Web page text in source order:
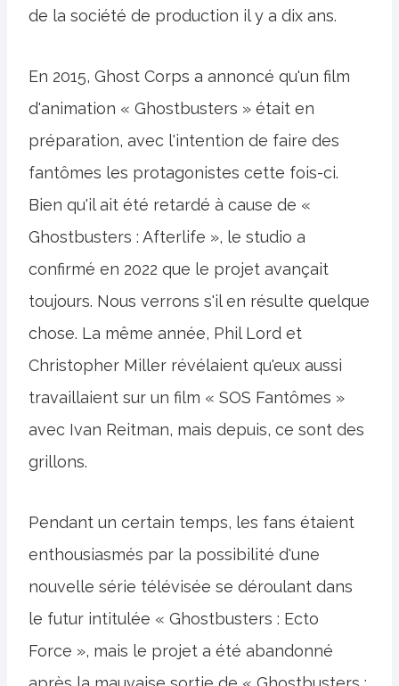
de la société de production il y a dix ans.
En 2015, Ghost Corps a annoncé qu'un film
d'animation « Ghostbusters » était en
préparation, avec l'intention de faire des
fantômes les protagonistes cette fois-ci.
Bien qu'il ait été retardé à cause de «
Ghostbusters : Afterlife », le studio a
confirmé en 2022 que le projet avançait
toujours. Nous verrons s'il en résulte quelque
chose. La même année, Phil Lord et
Christopher Miller révélaient qu'eux aussi
travaillaient sur un film « SOS Fantômes »
avec Ivan Reitman, mais depuis, ce sont des
grillons.
Pendant un certain temps, les fans étaient
enthousiasmés par la possibilité d'une
nouvelle série télévisée se déroulant dans
le futur intitulée « Ghostbusters : Ecto
Force », mais le projet a été abandonné